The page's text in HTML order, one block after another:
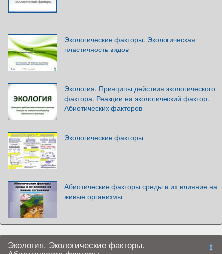
Экологические факторы. Экологическая
пластичность видов
Экология. Принципы действия экологического
фактора. Реакции на экологический фактор.
Абиотических факторов
Экологические факторы
Абиотические факторы среды и их влияние на
живые организмы
Экология. Экологические факторы.